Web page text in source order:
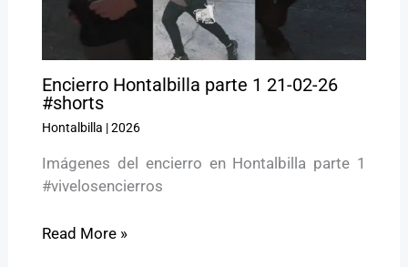
Encierro Hontalbilla parte 1 21-02-26
#shorts
Hontalbilla |2026
Imágenes del encierro en Hontalbilla parte 1
#vivelosencierros
Read More »